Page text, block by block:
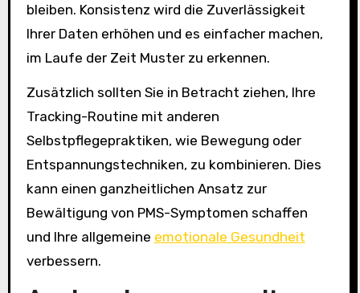
bleiben. Konsistenz wird die Zuverlässigkeit
Ihrer Daten erhöhen und es einfacher machen,
im Laufe der Zeit Muster zu erkennen.
Zusätzlich sollten Sie in Betracht ziehen, Ihre
Tracking-Routine mit anderen
Selbstpflegepraktiken, wie Bewegung oder
Entspannungstechniken, zu kombinieren. Dies
kann einen ganzheitlichen Ansatz zur
Bewältigung von PMS-Symptomen schaffen
und Ihre allgemeine emotionale Gesundheit
verbessern.